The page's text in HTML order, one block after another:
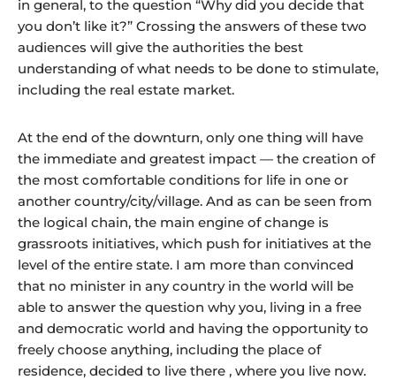
in general, to the question “Why did you decide that
you don’t like it?” Crossing the answers of these two
audiences will give the authorities the best
understanding of what needs to be done to stimulate,
including the real estate market.
At the end of the downturn, only one thing will have
the immediate and greatest impact — the creation of
the most comfortable conditions for life in one or
another country/city/village. And as can be seen from
the logical chain, the main engine of change is
grassroots initiatives, which push for initiatives at the
level of the entire state. I am more than convinced
that no minister in any country in the world will be
able to answer the question why you, living in a free
and democratic world and having the opportunity to
freely choose anything, including the place of
residence, decided to live there , where you live now.